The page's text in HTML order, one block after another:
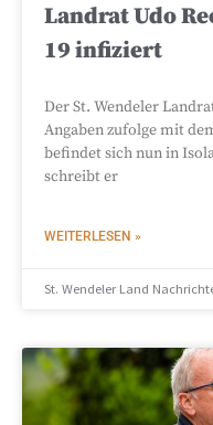
Landrat Udo
19 infiziert
Der St. Wendeler
Angaben zufolge mit
befindet sich nun in
schreibt er
WEITERLESEN »
St. Wendeler Land